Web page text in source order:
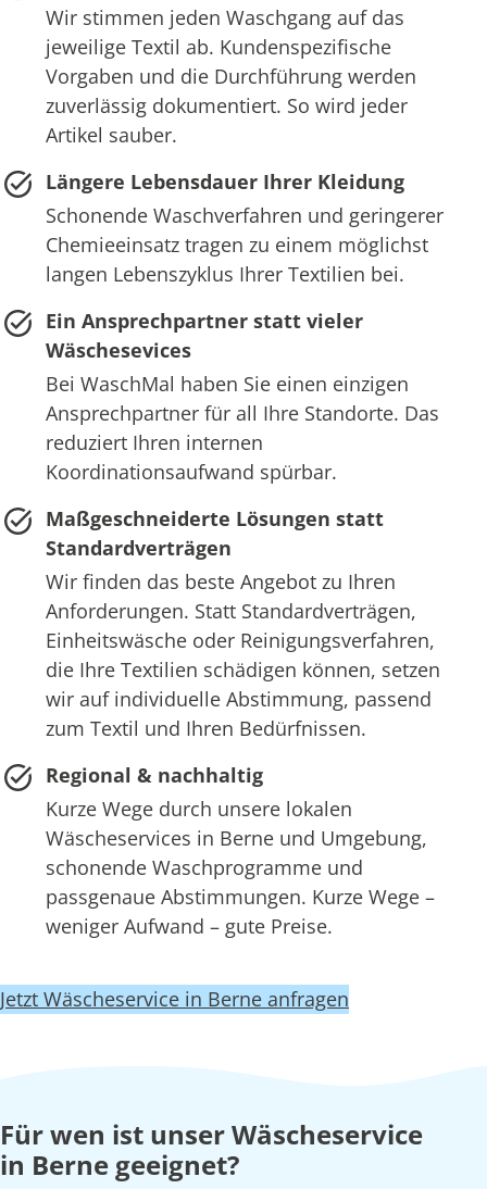
Wir stimmen jeden Waschgang auf das
jeweilige Textil ab. Kundenspezifische
Vorgaben und die Durchführung werden
zuverlässig dokumentiert. So wird jeder
Artikel sauber.
Längere Lebensdauer Ihrer Kleidung
Schonende Waschverfahren und geringerer
Chemieeinsatz tragen zu einem möglichst
langen Lebenszyklus Ihrer Textilien bei.
Ein Ansprechpartner statt vieler
Wäschesevices
Bei WaschMal haben Sie einen einzigen
Ansprechpartner für all Ihre Standorte. Das
reduziert Ihren internen
Koordinationsaufwand spürbar.
Maßgeschneiderte Lösungen statt
Standardverträgen
Wir finden das beste Angebot zu Ihren
Anforderungen. Statt Standardverträgen,
Einheitswäsche oder Reinigungsverfahren,
die Ihre Textilien schädigen können, setzen
wir auf individuelle Abstimmung, passend
zum Textil und Ihren Bedürfnissen.
Regional & nachhaltig
Kurze Wege durch unsere lokalen
Wäscheservices in Berne und Umgebung,
schonende Waschprogramme und
passgenaue Abstimmungen. Kurze Wege –
weniger Aufwand – gute Preise.
Jetzt Wäscheservice in Berne anfragen
Für wen ist unser Wäscheservice
in Berne geeignet?